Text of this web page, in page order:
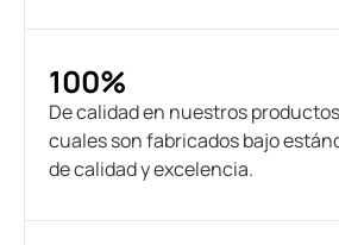
100%
De calidad en nuestros
cuales son fabricados bajo
de calidad y excelencia.